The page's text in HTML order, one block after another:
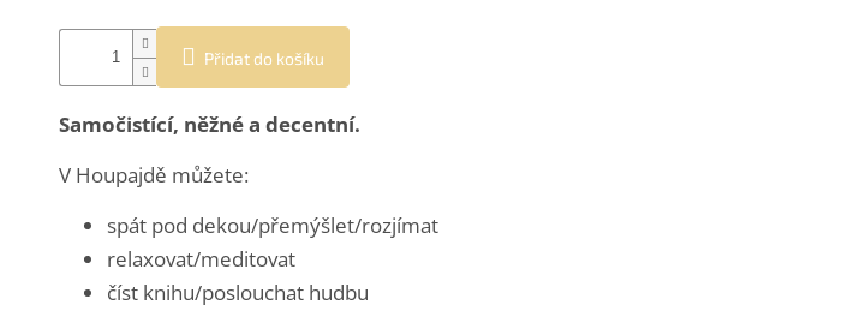
Přidat do košíku
Samočistící, něžné a decentní.
V Houpajdě můžete:
spát pod dekou/přemýšlet/rozjímat
relaxovat/meditovat
číst knihu/poslouchat hudbu